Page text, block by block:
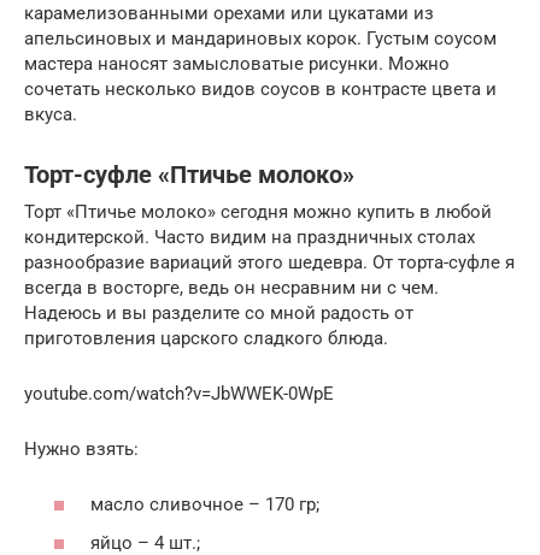
карамелизованными орехами или цукатами из
апельсиновых и мандариновых корок. Густым соусом
мастера наносят замысловатые рисунки. Можно
сочетать несколько видов соусов в контрасте цвета и
вкуса.
Торт-суфле «Птичье молоко»
Торт «Птичье молоко» сегодня можно купить в любой
кондитерской. Часто видим на праздничных столах
разнообразие вариаций этого шедевра. От торта-суфле я
всегда в восторге, ведь он несравним ни с чем.
Надеюсь и вы разделите со мной радость от
приготовления царского сладкого блюда.
youtube.com/watch?v=JbWWEK-0WpE
Нужно взять:
масло сливочное – 170 гр;
яйцо – 4 шт.;